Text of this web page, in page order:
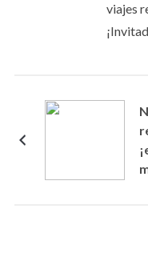
viajes